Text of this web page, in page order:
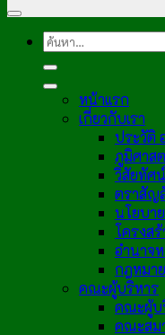
หน้าแรก
เกี่ยวกับเรา
ประวัติ
ภูมิศาส
วิสัยทัศ
ตราสั
นโยบา
โครงส
อำนาจ
กฎหมา
คณะผู้บริหาร
คณะผู้บ
คณะสม